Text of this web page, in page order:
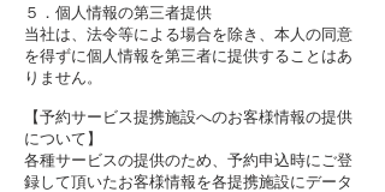
５．個人情報の第三者提供
当社は、法令等による場合を除き、本人の同意
を得ずに個人情報を第三者に提供することはあ
りません。
【予約サービス提携施設へのお客様情報の提供
について】
各種サービスの提供のため、予約申込時にご登
録して頂いたお客様情報を各提携施設にデータ